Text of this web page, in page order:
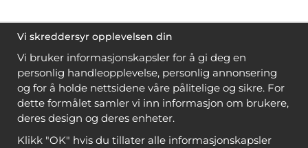
Vi skreddersyr opplevelsen din
Vi bruker informasjonskapsler for å gi deg en
personlig handleopplevelse, personlig annonsering
og for å holde nettsidene våre pålitelige og sikre. For
dette formålet samler vi inn informasjon om brukere,
deres design og deres enheter.
Klikk "OK" hvis du tillater alle informasjonskapsler